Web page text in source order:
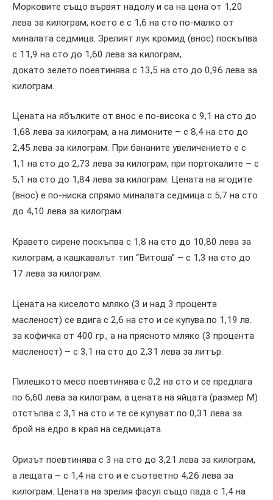
Морковите също вървят надолу и са на цена от 1,20
лева за килограм, което е с 1,6 на сто по-малко от
миналата седмица. Зрелият лук кромид (внос) поскъпва
с 11,9 на сто до 1,60 лева за килограм,
докато зелето поевтинява с 13,5 на сто до 0,96 лева за
килограм.
Цената на ябълките от внос е по-висока с 9,1 на сто до
1,68 лева за килограм, а на лимоните – с 8,4 на сто до
2,45 лева за килограм. При бананите увеличението е с
1,1 на сто до 2,73 лева за килограм, при портокалите – с
5,1 на сто до 1,84 лева за килограм. Цената на ягодите
(внос) е по-ниска спрямо миналата седмица с 5,7 на сто
до 4,10 лева за килограм.
Кравето сирене поскъпва с 1,8 на сто до 10,80 лева за
килограм, а кашкавалът тип “Витоша” – с 1,3 на сто до
17 лева за килограм.
Цената на киселото мляко (3 и над 3 процента
масленост) се вдига с 2,6 на сто и се купува по 1,19 лв.
за кофичка от 400 гр., а на прясното мляко (3 процента
масленост) – с 3,1 на сто до 2,31 лева за литър.
Пилешкото месо поевтинява с 0,2 на сто и се предлага
по 6,60 лева за килограм, а цената на яйцата (размер М)
отстъпва с 3,1 на сто и те се купуват по 0,31 лева за
брой на едро в края на седмицата.
Оризът поевтинява с 3 на сто до 3,21 лева за килограм,
а лещата – с 1,4 на сто и е съответно 4,26 лева за
килограм. Цената на зрелия фасул също пада с 1,4 на